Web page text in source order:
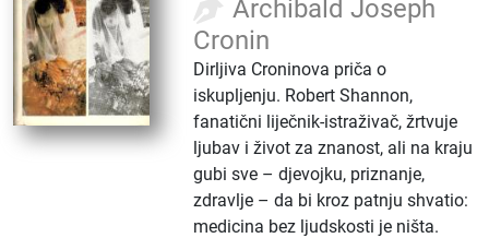
Archibald Joseph
Cronin
Dirljiva Croninova priča o
iskupljenju. Robert Shannon,
fanatični liječnik-istraživač, žrtvuje
ljubav i život za znanost, ali na kraju
gubi sve – djevojku, priznanje,
zdravlje – da bi kroz patnju shvatio:
medicina bez ljudskosti je ništa.